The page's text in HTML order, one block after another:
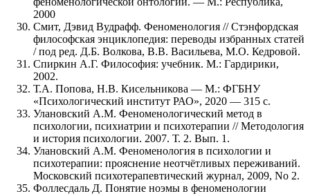
2000
Смит, Дэвид Вудрафф. Феноменология // Стэнфордская
философская энциклопедия: переводы избранных статей
/ под ред. Д.Б. Волкова, В.В. Васильева, М.О. Кедровой.
Спиркин А.Г. Философия: учебник. М.: Гардирики,
2002.
Т.А. Попова, Н.В. Кисельникова — М.: ФГБНУ
«Психологический институт РАО», 2020 — 315 с.
Улановский А.М. Феноменологический метод в
психологии, психиатрии и психотерапии // Методология
и история психологии. 2007. Т. 2. Вып. 1.
Улановский А.М. Феноменология в психологии и
психотерапии: прояснение неотчётливых переживаний.
Московский психотерапевтический журнал, 2009, No 2.
Фоллесдаль Д. Понятие ноэмы в феноменологии